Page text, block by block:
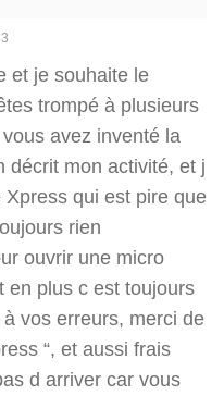
et je souhaite le
trompé à plusieurs
avez inventé la
décrit mon activité, et j
qui est pire que
rien
ouvrir une micro
en plus c est toujours
vos erreurs, merci de
“, et aussi frais
d arriver car vous